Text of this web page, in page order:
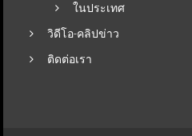
ในประเทศ
วิดีโอ-คลิปข่าว
ติดต่อเรา